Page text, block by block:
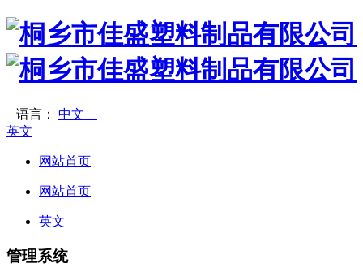
语言：
中文
英文
网站首页
网站首页
英文
管理系统